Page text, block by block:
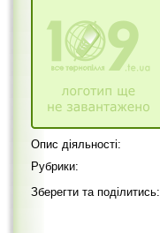
Опис діяльності:
Рубрики:
Зберегти та поділитись: